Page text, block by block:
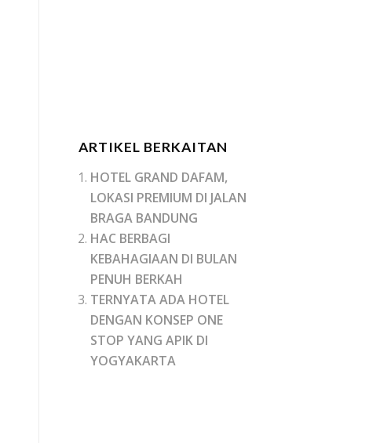
ARTIKEL BERKAITAN
HOTEL GRAND DAFAM,
LOKASI PREMIUM DI JALAN
BRAGA BANDUNG
HAC BERBAGI
KEBAHAGIAAN DI BULAN
PENUH BERKAH
TERNYATA ADA HOTEL
DENGAN KONSEP ONE
STOP YANG APIK DI
YOGYAKARTA